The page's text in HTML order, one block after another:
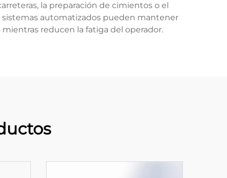
la preparación de cimientos o el
sistemas automatizados pueden mantener
reducen la fatiga del operador.